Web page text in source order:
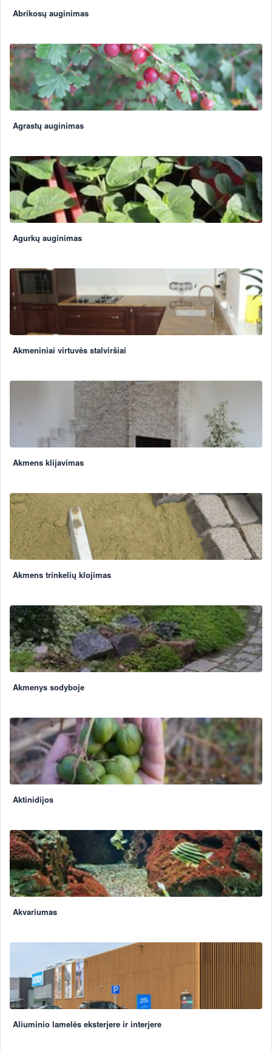
Abrikosų auginimas
Agrastų auginimas
Agurkų auginimas
Akmeniniai virtuvės stalviršiai
Akmens klijavimas
Akmens trinkelių klojimas
Akmenys sodyboje
Aktinidijos
Akvariumas
Aliuminio lamelės eksterjere ir interjere